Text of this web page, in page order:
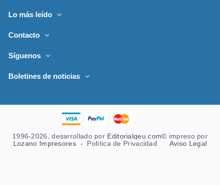
Lo más leído
Contacto
Síguenos
Boletines de noticias
1996-2026, desarrollado por Editorialgeu.com© impreso por
Lozano Impresores- Política de Privacidad Aviso Legal